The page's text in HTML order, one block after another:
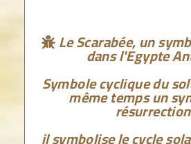
 Le Scarabée, un
dans l'Egypte
Symbole cyclique du
même temps un
il symbolise le cycle